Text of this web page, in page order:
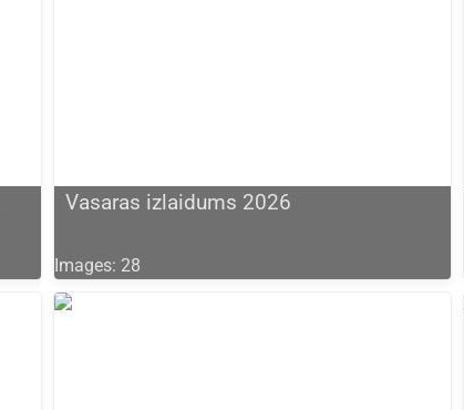
Vasaras izlaidums 2026
Images: 28